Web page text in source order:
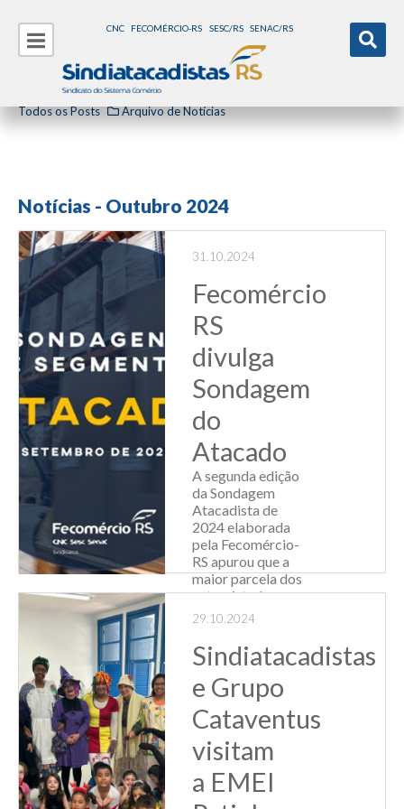
CNC FECOMÉRCIO-RS SESC/RS SENAC/RS
Todos os Posts Arquivo de Notícias
Notícias - Outubro 2024
31.10.2024
Fecomércio
RS
divulga
Sondagem
do
Atacado
A segunda edição
da Sondagem
Atacadista de
2024 elaborada
pela Fecomércio-
RS apurou que a
maior parcela dos
entrevistados
avalia que as
à retomada das
empresas atingidas
pelas enche...
Leia Mais
29.10.2024
Sindiatacadistas
e Grupo
Cataventus
visitam
a EMEI